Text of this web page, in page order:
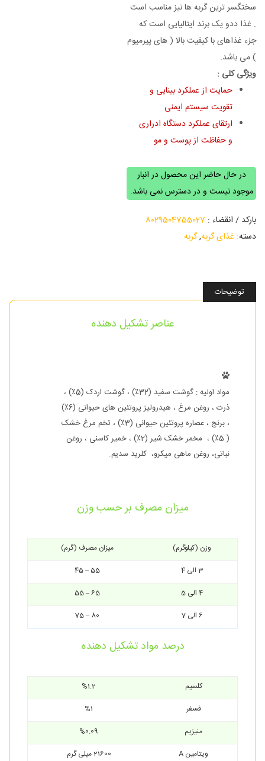
سختگسر ترین گربه ها نیز مناسب است
. غذا ددو یک برند ایتالیایی است که
جزء غذاهای با کیفیت بالا ( های پیرمیوم
) می باشد.
ویژگی کلی :
حمایت از عملکرد بینایی و
تقویت سیستم ایمنی
ارتقای عملکرد دستگاه ادراری
وحفاظت از پوست و مو
در حال حاضر این محصول در انبار
موجود نیست و در دسترس نمی باشد.
بارکد / انقضاء : 8029504755027
دسته: غذای گربه,گربه
توضیحات
عناصر تشکیل دهنده
مواد اولیه : گوشت سفید (32٪) ، گوشت اردک (5٪) ،
ذرت ، روغن مرغ ، هیدرولیز پروتئین های حیوانی (6٪)
، برنج ، عصاره پروتئین حیوانی (3٪) ، تخم مرغ خشک
( 5٪) ، مخمر خشک شیر (2٪) ، خمیر کاسنی ، روغن
نباتی، روغن ماهی میکرو، کلرید سدیم.
میزان مصرف بر حسب وزن
وزن (کیلوگرم)
میزان مصرف (گرم)
3 الی 4
55 – 45
4 الی 5
65 – 55
6 الی 7
80 – 75
درصد مواد تشکیل دهنده
کلسیم
%1.2
فسفر
%1
منیزیم
%0.09
ویتامین A
21600 میلی گرم